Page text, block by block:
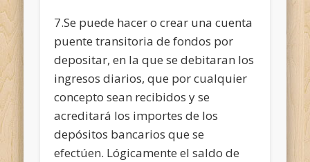
7.Se puede hacer o crear una cuenta
puente transitoria de fondos por
depositar, en la que se debitaran los
ingresos diarios, que por cualquier
concepto sean recibidos y se
acreditará los importes de los
depósitos bancarios que se
efectúen. Lógicamente el saldo de